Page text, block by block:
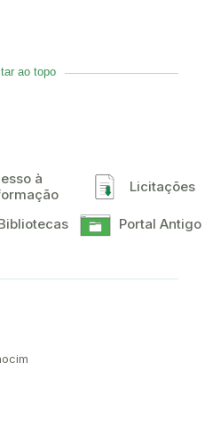
ao topo
à
Licitações
Portal Antigo